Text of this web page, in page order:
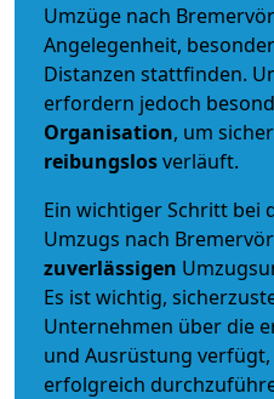
Umzüge nach
Angelegenheit,
Distanzen stattfinden.
erfordern jedoch
Organisation, um
reibungslosverläuft.
Ein wichtiger Schritt bei
Umzugs nach
zuverlässigen
Es ist wichtig,
Unternehmen über die
und Ausrüstung
erfolgreich